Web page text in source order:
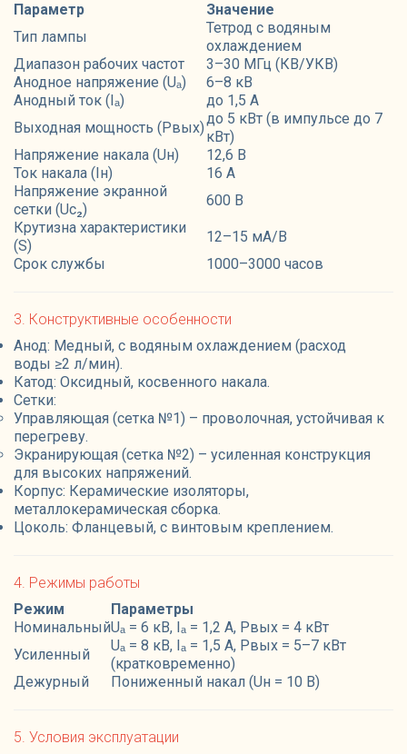
Параметр
Значение
Тип лампы
Тетрод с водяным
охлаждением
Диапазон рабочих частот
3–30 МГц (КВ/УКВ)
Анодное напряжение (Uₐ)
6–8 кВ
Анодный ток (Iₐ)
до 1,5 А
Выходная мощность (Pвых)
до 5 кВт (в импульсе до 7
кВт)
Напряжение накала (Uн)
12,6 В
Ток накала (Iн)
16 А
Напряжение экранной
сетки (Uс₂)
600 В
Крутизна характеристики
(S)
12–15 мА/В
Срок службы
1000–3000 часов
3. Конструктивные особенности
Анод: Медный, с водяным охлаждением (расход
воды ≥2 л/мин).
Катод: Оксидный, косвенного накала.
Сетки:
Управляющая (сетка №1) – проволочная, устойчивая к
перегреву.
Экранирующая (сетка №2) – усиленная конструкция
для высоких напряжений.
Корпус: Керамические изоляторы,
металлокерамическая сборка.
Цоколь: Фланцевый, с винтовым креплением.
4. Режимы работы
Режим
Параметры
НоминальныйUₐ = 6 кВ, Iₐ = 1,2 А, Pвых = 4 кВт
Усиленный
Uₐ = 8 кВ, Iₐ = 1,5 А, Pвых = 5–7 кВт
(кратковременно)
Дежурный
Пониженный накал (Uн = 10 В)
5. Условия эксплуатации